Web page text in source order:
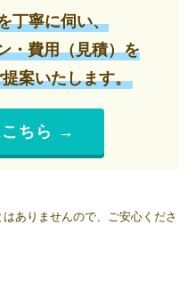
丁寧に伺い、
・費用（見積）を
案いたします。
こちら →
ありませんので、ご安心くださ